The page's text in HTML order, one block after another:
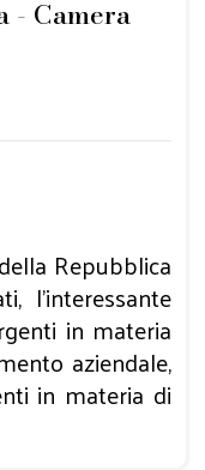
- Camera
Repubblica
l’interessante
in materia
aziendale,
in materia di